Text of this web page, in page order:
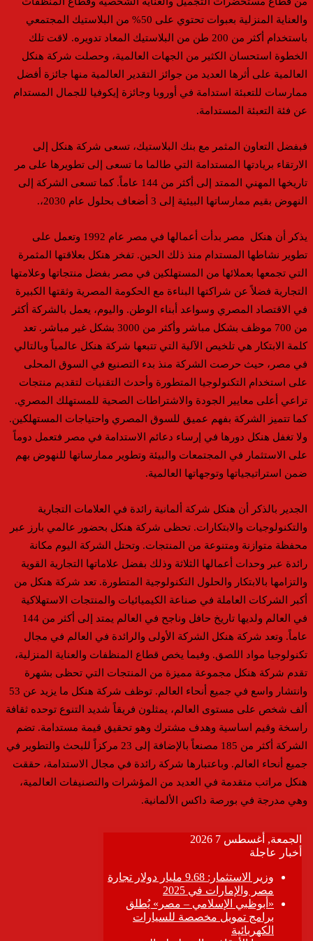
والعناية المنزلية بعبوات تحتوي على 50% من البلاستيك المجتمعي
باستخدام أكثر من 200 طن من البلاستيك المعاد تدويره. لاقت تلك
الخطوة استحسان الكثير من الجهات العالمية، وحصلت شركة هنكل
العالمية على أثرها العديد من جوائز التقدير العالمية منها جائزة أفضل
ممارسات للتعبئة استدامة في أوروبا وجائزة إيكوفيا للجمال المستدام
عن فئة التعبئة المستدامة.
فبفضل التعاون المثمر مع بنك البلاستيك، تسعى شركة هنكل إلى
الارتقاء بريادتها المستدامة التي طالما ما تسعى إلى تطويرها على مر
تاريخها المهني الممتد إلى أكثر من 144 عاماً. كما تسعى الشركة إلى
النهوض بقيم ممارساتها البيئية إلى 3 أضعاف بحلول عام 2030،.
يذكر أن هنكل مصر بدأت أعمالها في مصر عام 1992 وتعمل على
تطوير نشاطها المستدام منذ ذلك الحين. تفخر هنكل بعلاقتها المثمرة
التي تجمعها بعملائها من المستهلكين في مصر بفضل منتجاتها وعلامتها
التجارية فضلاً عن شراكتها البناءة مع الحكومة المصرية وثقتها الكبيرة
في الاقتصاد المصري وسواعد أبناء الوطن. واليوم، يعمل بالشركة أكثر
من 700 موظف بشكل مباشر وأكثر من 3000 بشكل غير مباشر. تعد
كلمة الابتكار هي تلخيص الآلية التي تتبعها شركة هنكل عالمياً وبالتالي
في مصر، حيث حرصت الشركة منذ بدء التصنيع في السوق المحلى
على استخدام التكنولوجيا المتطورة وأحدث التقنيات لتقديم منتجات
تراعي أعلى معايير الجودة والاشتراطات الصحية للمستهلك المصري.
كما تتميز الشركة بفهم عميق للسوق المصري واحتياجات المستهلكين.
ولا تغفل هنكل دورها في إرساء دعائم الاستدامة في مصر فتعمل دوماً
على الاستثمار في المجتمعات والبيئة وتطوير ممارساتها للنهوض بهم
ضمن استراتيجياتها وتوجهاتها العالمية.
الجدير بالذكر أن هنكل شركة ألمانية رائدة في العلامات التجارية
والتكنولوجيات والابتكارات. تحظى شركة هنكل بحضور عالمي بارز عبر
محفظة متوازنة ومتنوعة من المنتجات. وتحتل الشركة اليوم مكانة
رائدة عبر وحدات أعمالها الثلاثة وذلك بفضل علاماتها التجارية القوية
والتزامها بالابتكار والحلول التكنولوجية المتطورة. تعد شركة هنكل من
أكبر الشركات العاملة في صناعة الكيميائيات والمنتجات الاستهلاكية
في العالم ولديها تاريخ حافل وناجح في العالم يمتد إلى أكثر من 144
عاماً. وتعد شركة هنكل الشركة الأولى والرائدة في العالم في مجال
تكنولوجيا مواد اللصق. وفيما يخص قطاع المنظفات والعناية المنزلية،
تقدم شركة هنكل مجموعة مميزة من المنتجات التي تحظى بشهرة
وانتشار واسع في جميع أنحاء العالم. توظف شركة هنكل ما يزيد عن 53
ألف شخص على مستوى العالم، يمثلون فريقاً شديد التنوع توحده ثقافة
راسخة وقيم اساسية وهدف مشترك وهو تحقيق قيمة مستدامة. تضم
الشركة أكثر من 185 مصنعاً بالإضافة إلى 23 مركزاً للبحث والتطوير في
جميع أنحاء العالم. وباعتبارها شركة رائدة في مجال الاستدامة، حققت
هنكل مراتب متقدمة في العديد من المؤشرات والتصنيفات العالمية،
وهي مدرجة في بورصة داكس الألمانية.